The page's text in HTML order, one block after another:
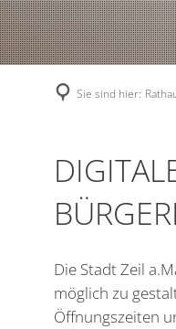
Sie sind hier:
Die Stadt Zeil
möglich zu
Öffnungszeiten